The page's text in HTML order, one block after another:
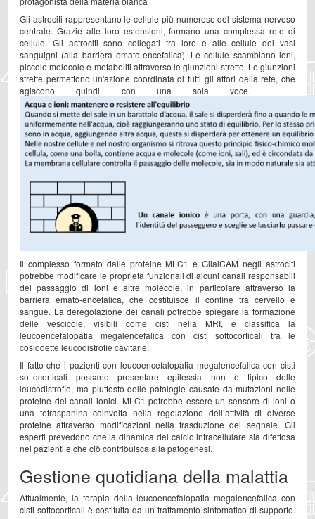
Gli astrociti rappresentano le cellule più numerose del sistema nervoso
centrale. Grazie alle loro estensioni, formano una complessa rete di
cellule. Gli astrociti sono collegati tra loro e alle cellule dei vasi
sanguigni (alla barriera emato-encefalica). Le cellule scambiano ioni,
piccole molecole e metaboliti attraverso le giunzioni strette. Le giunzioni
strette permettono un'azione coordinata di tutti gli attori della rete, che
agiscono quindi con una sola voce.
Il complesso formato dalle proteine MLC1 e GlialCAM negli astrociti
potrebbe modificare le proprietà funzionali di alcuni canali responsabili
del passaggio di ioni e altre molecole, in particolare attraverso la
barriera emato-encefalica, che costituisce il confine tra cervello e
sangue. La deregolazione dei canali potrebbe spiegare la formazione
delle vescicole, visibili come cisti nella MRI, e classifica la
leucoencefalopatia megalencefalica con cisti sottocorticali tra le
cosiddette leucodistrofie cavitarie.
Il fatto che i pazienti con leucoencefalopatia megalencefalica con cisti
sottocorticali possano presentare epilessia non è tipico delle
leucodistrofie, ma piuttosto delle patologie causate da mutazioni nelle
proteine dei canali ionici. MLC1 potrebbe essere un sensore di ioni o
una tetraspanina coinvolta nella regolazione dell’attività di diverse
proteine attraverso modificazioni nella trasduzione del segnale. Gli
esperti prevedono che la dinamica del calcio intracellulare sia difettosa
nei pazienti e che ciò contribuisca alla patogenesi.
Gestione quotidiana della malattia
Attualmente, la terapia della leucoencefalopatia megalencefalica con
cisti sottocorticali è costituita da un trattamento sintomatico di supporto.